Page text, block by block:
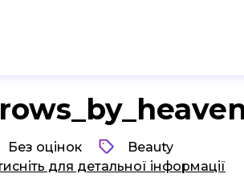
Без оцінок
Beauty
для детальної інформації